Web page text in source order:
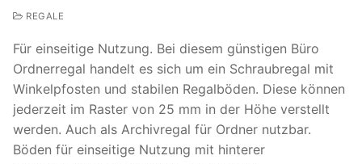
nach:
REGALE
Für einseitige Nutzung. Bei diesem günstigen Büro
Ordnerregal handelt es sich um ein Schraubregal mit
Winkelpfosten und stabilen Regalböden. Diese können
jederzeit im Raster von 25 mm in der Höhe verstellt
werden. Auch als Archivregal für Ordner nutzbar.
Böden für einseitige Nutzung mit hinterer